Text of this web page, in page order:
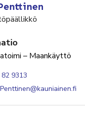
– Maankäyttö
9313